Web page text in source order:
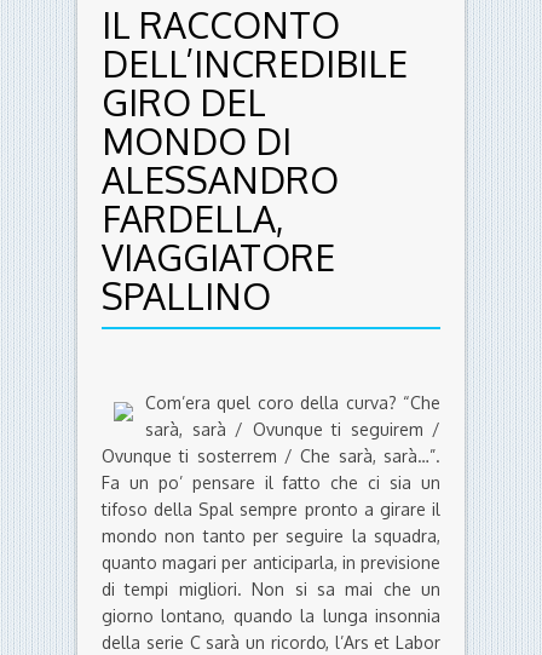
IL RACCONTO
DELL’INCREDIBILE
GIRO DEL
MONDO DI
ALESSANDRO
FARDELLA,
VIAGGIATORE
SPALLINO
Com’era quel coro della curva? “Che
sarà, sarà / Ovunque ti seguirem /
Ovunque ti sosterrem / Che sarà, sarà…”.
Fa un po’ pensare il fatto che ci sia un
tifoso della Spal sempre pronto a girare il
mondo non tanto per seguire la squadra,
quanto magari per anticiparla, in previsione
di tempi migliori. Non si sa mai che un
giorno lontano, quando la lunga insonnia
della serie C sarà un ricordo, l’Ars et Labor